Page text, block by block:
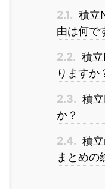
2.1. 積立
由は何で
2.2. 積
りますか
2.3. 積
か？
2.4. 積
まとめの